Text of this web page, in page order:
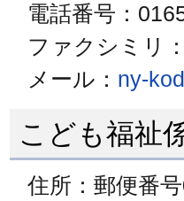
電話番号：
ファクシミリ
メール： ny-
こども福祉
住所：郵便番